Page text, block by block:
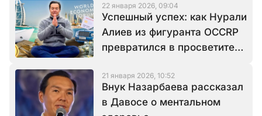
22 января 2026, 09:04
Успешный успех: как Нурали
Алиев из фигуранта OCCRP
превратился в просветителя
21 января 2026, 10:52
Внук Назарбаева рассказал
в Давосе о ментальном